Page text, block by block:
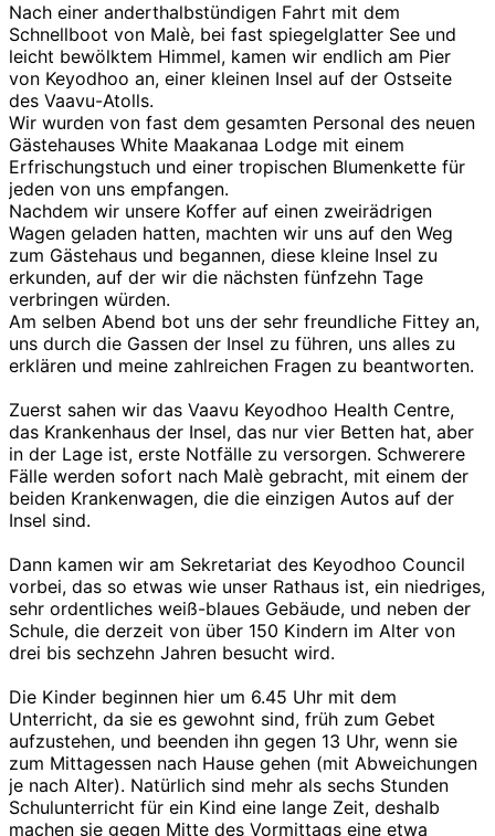
Nach einer anderthalbstündigen Fahrt mit dem
Schnellboot von Malè, bei fast spiegelglatter See und
leicht bewölktem Himmel, kamen wir endlich am Pier
von Keyodhoo an, einer kleinen Insel auf der Ostseite
des Vaavu-Atolls.
Wir wurden von fast dem gesamten Personal des neuen
Gästehauses White Maakanaa Lodge mit einem
Erfrischungstuch und einer tropischen Blumenkette für
jeden von uns empfangen.
Nachdem wir unsere Koffer auf einen zweirädrigen
Wagen geladen hatten, machten wir uns auf den Weg
zum Gästehaus und begannen, diese kleine Insel zu
erkunden, auf der wir die nächsten fünfzehn Tage
verbringen würden.
Am selben Abend bot uns der sehr freundliche Fittey an,
uns durch die Gassen der Insel zu führen, uns alles zu
erklären und meine zahlreichen Fragen zu beantworten.
Zuerst sahen wir das Vaavu Keyodhoo Health Centre,
das Krankenhaus der Insel, das nur vier Betten hat, aber
in der Lage ist, erste Notfälle zu versorgen. Schwerere
Fälle werden sofort nach Malè gebracht, mit einem der
beiden Krankenwagen, die die einzigen Autos auf der
Insel sind.
Dann kamen wir am Sekretariat des Keyodhoo Council
vorbei, das so etwas wie unser Rathaus ist, ein niedriges,
sehr ordentliches weiß-blaues Gebäude, und neben der
Schule, die derzeit von über 150 Kindern im Alter von
drei bis sechzehn Jahren besucht wird.
Die Kinder beginnen hier um 6.45 Uhr mit dem
Unterricht, da sie es gewohnt sind, früh zum Gebet
aufzustehen, und beenden ihn gegen 13 Uhr, wenn sie
zum Mittagessen nach Hause gehen (mit Abweichungen
je nach Alter). Natürlich sind mehr als sechs Stunden
Schulunterricht für ein Kind eine lange Zeit, deshalb
machen sie gegen Mitte des Vormittags eine etwa